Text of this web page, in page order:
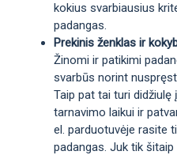
kokius svarbiausius
padangas.
Prekinis ženklas ir
Žinomi ir patikimi
svarbūs norint
Taip pat tai turi didžiulę
tarnavimo laikui ir
el. parduotuvėje rasite
padangas. Juk tik